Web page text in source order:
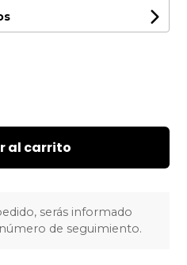
al carrito
serás informado
de seguimiento.